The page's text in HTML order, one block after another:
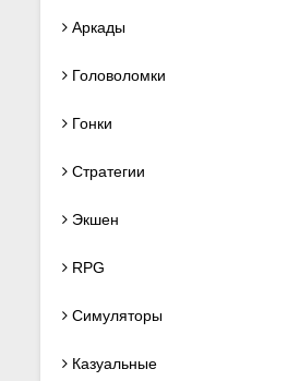
Аркады
Головоломки
Гонки
Стратегии
Экшен
RPG
Симуляторы
Казуальные